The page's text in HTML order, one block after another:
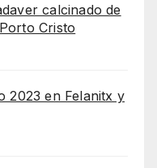
calcinado de
Cristo
2023 en Felanitx y